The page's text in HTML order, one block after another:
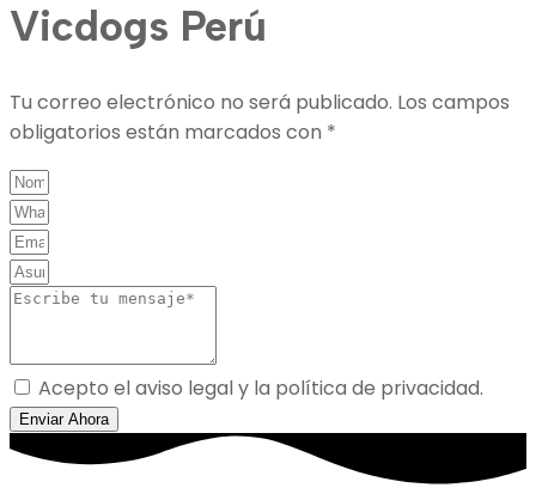
Vicdogs Perú
Tu correo electrónico no será publicado. Los campos
obligatorios están marcados con *
Acepto el aviso legal y la política de privacidad.
Enviar Ahora